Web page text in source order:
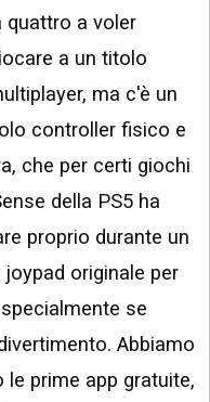
quattro a voler
a un titolo
ma c'è un
controller fisico e
che per certi giochi
della PS5 ha
proprio durante un
originale per
se
Abbiamo
prime app gratuite,